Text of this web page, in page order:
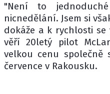
"Není to
nicnedělání. Jsem si
dokáže a k rychlosti
věří 20letý pilot
velkou cenu společně
července v Rakousku.